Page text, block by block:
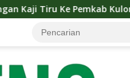
Progo